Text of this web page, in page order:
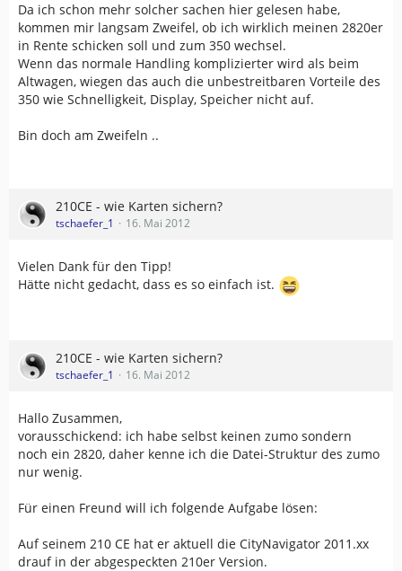
Da ich schon mehr solcher sachen hier gelesen habe,
kommen mir langsam Zweifel, ob ich wirklich meinen 2820er
in Rente schicken soll und zum 350 wechsel.
Wenn das normale Handling komplizierter wird als beim
Altwagen, wiegen das auch die unbestreitbaren Vorteile des
350 wie Schnelligkeit, Display, Speicher nicht auf.
Bin doch am Zweifeln ..
210CE - wie Karten sichern?
tschaefer_1 16. Mai 2012
Vielen Dank für den Tipp!
Hätte nicht gedacht, dass es so einfach ist.
210CE - wie Karten sichern?
tschaefer_1 16. Mai 2012
Hallo Zusammen,
vorausschickend: ich habe selbst keinen zumo sondern
noch ein 2820, daher kenne ich die Datei-Struktur des zumo
nur wenig.
Für einen Freund will ich folgende Aufgabe lösen:
Auf seinem 210 CE hat er aktuell die CityNavigator 2011.xx
drauf in der abgespeckten 210er Version.